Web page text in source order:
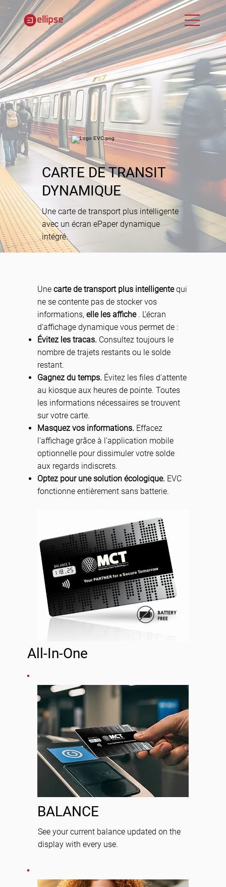
CARTE DE TRANSIT
DYNAMIQUE
Une carte de transport plus intelligente
avec un écran ePaper dynamique
intégré.
All-In-One
BALANCE
See your current balance updated on the
display with every use.
Une carte de transport plus intelligentequi
ne se contente pas de stocker vos
informations, elle les affiche. L'écran
d'affichage dynamique vous permet de :
Évitez les tracas. Consultez toujours le
nombre de trajets restants ou le solde
restant.
Gagnez du temps. Évitez les files d'attente
au kiosque aux heures de pointe. Toutes
les informations nécessaires se trouvent
sur votre carte.
Masquez vos informations. Effacez
l'affichage grâce à l'application mobile
optionnelle pour dissimuler votre solde
aux regards indiscrets.
Optez pour une solution écologique. EVC
fonctionne entièrement sans batterie.